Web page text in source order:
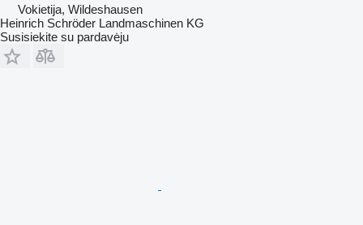
Vokietija, Wildeshausen
Heinrich Schröder Landmaschinen KG
Susisiekite su pardavėju